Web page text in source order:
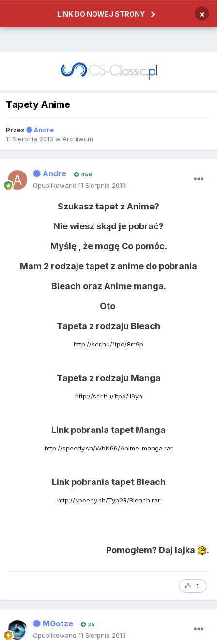
LINK DO NOWEJ STRONY ×
Tapety Anime
Przez
Andre
11 Sierpnia 2013 w Archiwum
Andre 459
Opublikowano 11 Sierpnia 2013
Szukasz tapet z Anime?
Nie wiesz skąd je pobrać?
Myślę , że mogę Co pomóc.
Mam 2 rodzaje tapet z anime do pobrania
Bleach oraz Anime manga.
Oto
Tapeta z rodzaju Bleach
http://scr.hu/1tpd/8rr9p
Tapeta z rodzaju Manga
http://scr.hu/1tpd/il9yh
Link pobrania tapet Manga
http://speedy.sh/WbN66/Anime-manga.rar
Link pobrania tapet Bleach
http://speedy.sh/Typ2R/Bleach.rar
Pomogłem? Daj lajka .
1
MGotze 25
Opublikowano 11 Sierpnia 2013